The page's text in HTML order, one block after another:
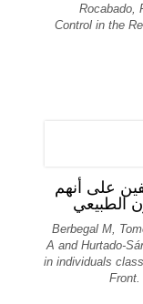
Rocabado,
Control in the
على أنهم
الطبيعي
Berbegal M,
A and Hurtado-
in individuals
Front.